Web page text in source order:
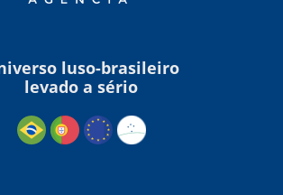
luso-brasileiro
levado a sério